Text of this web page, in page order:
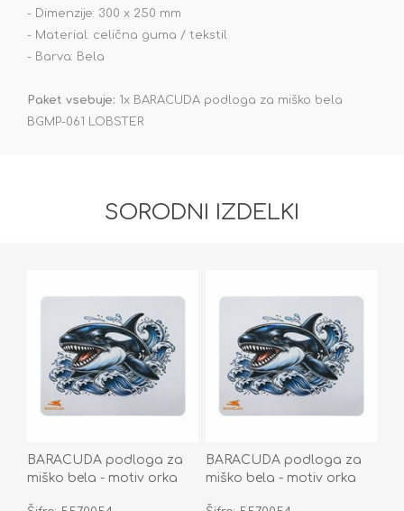
- Dimenzije: 300 x 250 mm
- Material: celična guma / tekstil
- Barva: Bela
Paket vsebuje: 1x BARACUDA podloga za miško bela
BGMP-061 LOBSTER
SORODNI IZDELKI
BARACUDA podloga za
miško bela - motiv orka
BARACUDA podloga za
miško bela - motiv orka